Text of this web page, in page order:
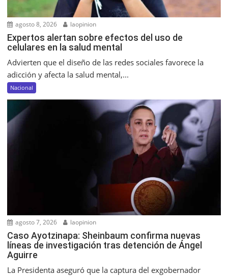
agosto 8, 2026 laopinion
Expertos alertan sobre efectos del uso de
celulares en la salud mental
Advierten que el diseño de las redes sociales favorece la
adicción y afecta la salud mental,...
Nacional
agosto 7, 2026 laopinion
Caso Ayotzinapa: Sheinbaum confirma nuevas
líneas de investigación tras detención de Ángel
Aguirre
La Presidenta aseguró que la captura del exgobernador